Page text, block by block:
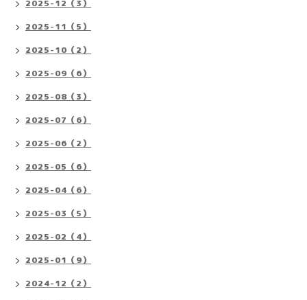
2025-12（3）
2025-11（5）
2025-10（2）
2025-09（6）
2025-08（3）
2025-07（6）
2025-06（2）
2025-05（6）
2025-04（6）
2025-03（5）
2025-02（4）
2025-01（9）
2024-12（2）